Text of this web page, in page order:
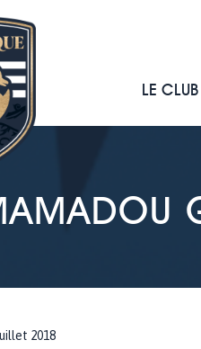
LE CLUB
2018